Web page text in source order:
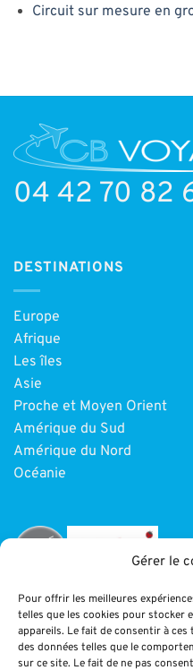
Gérer le
Pour offrir les meilleures
telles que les cookies pour stocker
appareils. Le fait de consentir à
des données telles que le
sur ce site. Le fait de ne pas
Circuit sur mesure en
04 42 70 82
DESTINATIONS
Europe
Afrique
Les îles
Asie
Proche et Moyen Orient
Amérique du Sud
Amérique du Nord
Océanie
INFORMATIONS